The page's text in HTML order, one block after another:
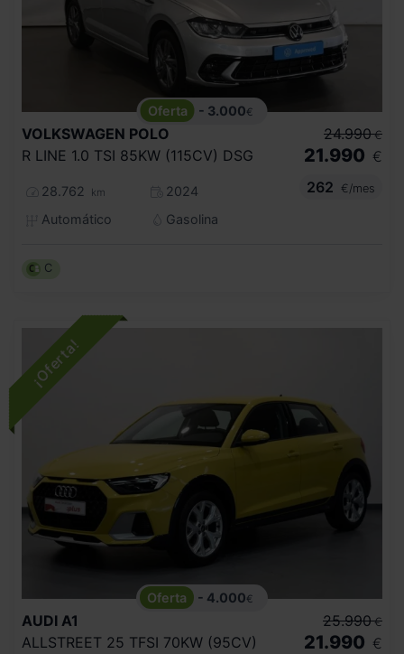
- 3.000€
VOLKSWAGEN POLO
R LINE 1.0 TSI 85KW (115CV) DSG
28.762 km
2024
Automático
Gasolina
24.990 €
21.990 €
262
€/mes
C
- 4.000€
AUDI A1
ALLSTREET 25 TFSI 70KW (95CV)
25.990 €
21.990 €